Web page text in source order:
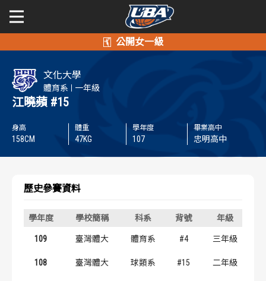
公開男一級
學年度
選手資訊
數據統計
學年度
選手資訊
數據統計
二級與一般組
文化大學
體育系 一年級
江曉蘋 #15
身高
158CM
體重
47KG
學年度
107
畢業高中
忠明高中
歷史參賽資料
學年度 學校簡稱 科系 背號 年級
109 臺灣體大 體育系 #4 三年級
108 臺灣體大 球類系 #15 二年級